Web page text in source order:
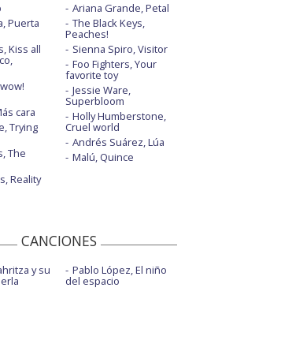
Puerta
Kiss all
cara
Trying
The
Reality
Ariana Grande, Petal
The Black Keys,
Peaches!
Sienna Spiro, Visitor
Foo Fighters, Your
favorite toy
Jessie Ware,
Superbloom
Holly Humberstone,
Cruel world
Andrés Suárez, Lúa
Malú, Quince
CANCIONES
y su Pablo López, El niño
del espacio